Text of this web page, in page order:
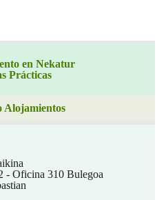
en Nekatur
Prácticas
Alojamientos
- Oficina 310 Bulegoa